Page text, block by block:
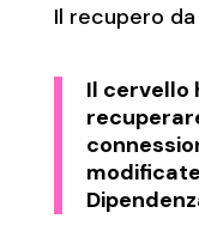
Il recupero
Il cervello